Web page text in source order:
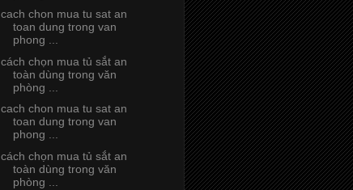
cach chon mua tu sat an
toan dung trong van
phong ...
cách chọn mua tủ sắt an
toàn dùng trong văn
phòng ...
cach chon mua tu sat an
toan dung trong van
phong ...
cách chọn mua tủ sắt an
toàn dùng trong văn
phòng ...